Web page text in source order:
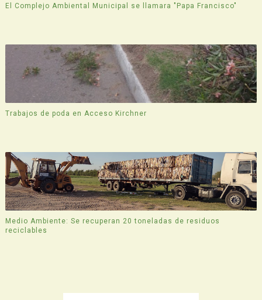
El Complejo Ambiental Municipal se llamara "Papa Francisco"
Trabajos de poda en Acceso Kirchner
Medio Ambiente: Se recuperan 20 toneladas de residuos
reciclables